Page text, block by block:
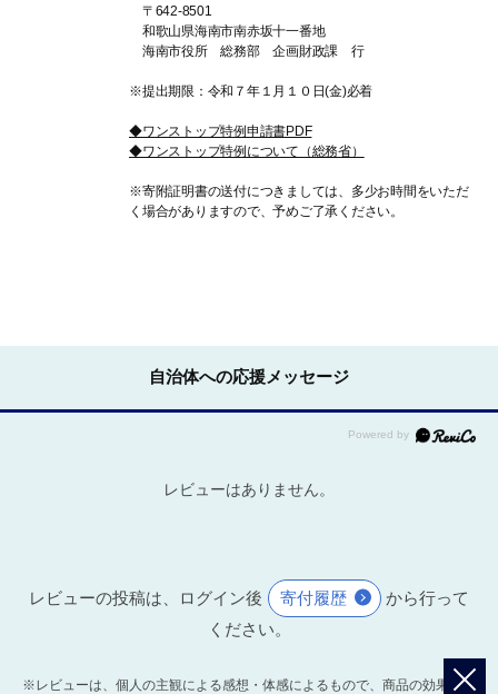
〒642-8501
和歌山県海南市南赤坂十一番地
海南市役所 総務部 企画財政課 行
※提出期限：令和７年１月１０日(金)必着
◆ワンストップ特例申請書PDF
◆ワンストップ特例について（総務省）
※寄附証明書の送付につきましては、多少お時間をいただ
く場合がありますので、予めご了承ください。
自治体への応援メッセージ
レビューはありません。
レビューの投稿は、ログイン後 寄付履歴
から行って
ください。
※レビューは、個人の主観による感想・体感によるもので、商品の効果や性